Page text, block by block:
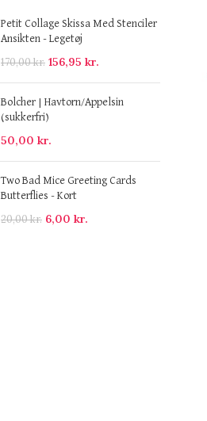
Petit Collage Skissa Med Stenciler
Ansikten - Legetøj
170,00kr. 156,95 kr.
Bolcher | Havtorn/Appelsin
(sukkerfri)
50,00 kr.
Two Bad Mice Greeting Cards
Butterflies - Kort
20,00kr. 6,00 kr.